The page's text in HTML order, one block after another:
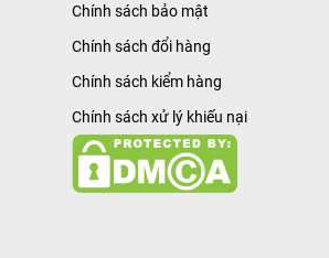
Chính sách bảo mật
Chính sách đổi hàng
Chính sách kiểm hàng
Chính sách xử lý khiếu nại